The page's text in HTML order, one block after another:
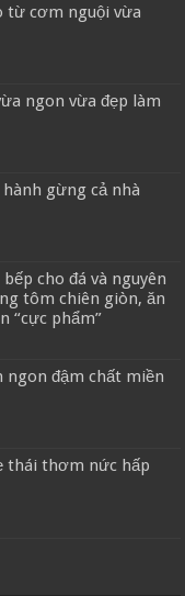
từ cơm nguội vừa
ngon vừa đẹp làm
gừng cả nhà
cho đá và nguyên
tôm chiên giòn, ăn
“cực phẩm”
ngon đậm chất miền
thái thơm nức hấp